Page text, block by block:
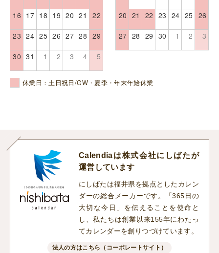
16 17 18 19 20 21 22
23 24 25 26 27 28 29
30 31 1 2 3 4 5
20 21 22 23 24 25 26
27 28 29 30 1 2 3
休業日：土日祝日/GW・夏季・年末年始休業
Calendiaは株式会社にしばたが
運営しています
にしばたは福井県を拠点としたカレン
ダーの総合メーカーです。「365日の
大切な今日」を伝えることを使命と
し、私たちは創業以来155年にわたっ
てカレンダーを創りつづけています。
法人の方はこちら（コーポレートサイト）